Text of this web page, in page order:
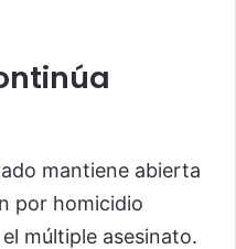
mantiene abierta
por homicidio
múltiple asesinato.